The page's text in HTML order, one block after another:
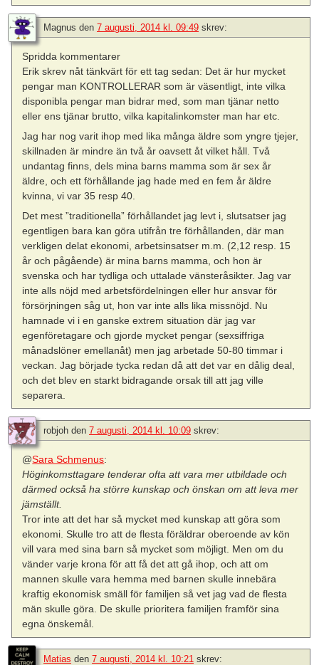
Magnus den 7 augusti, 2014 kl. 09:49 skrev:
Spridda kommentarer
Erik skrev nåt tänkvärt för ett tag sedan: Det är hur mycket
pengar man KONTROLLERAR som är väsentligt, inte vilka
disponibla pengar man bidrar med, som man tjänar netto
eller ens tjänar brutto, vilka kapitalinkomster man har etc.
Jag har nog varit ihop med lika många äldre som yngre tjejer,
skillnaden är mindre än två år oavsett åt vilket håll. Två
undantag finns, dels mina barns mamma som är sex år
äldre, och ett förhållande jag hade med en fem år äldre
kvinna, vi var 35 resp 40.
Det mest ”traditionella” förhållandet jag levt i, slutsatser jag
egentligen bara kan göra utifrån tre förhållanden, där man
verkligen delat ekonomi, arbetsinsatser m.m. (2,12 resp. 15
år och pågående) är mina barns mamma, och hon är
svenska och har tydliga och uttalade vänsteråsikter. Jag var
inte alls nöjd med arbetsfördelningen eller hur ansvar för
försörjningen såg ut, hon var inte alls lika missnöjd. Nu
hamnade vi i en ganske extrem situation där jag var
egenföretagare och gjorde mycket pengar (sexsiffriga
månadslöner emellanåt) men jag arbetade 50-80 timmar i
veckan. Jag började tycka redan då att det var en dålig deal,
och det blev en starkt bidragande orsak till att jag ville
separera.
robjoh den 7 augusti, 2014 kl. 10:09 skrev:
@Sara Schmenus:
Höginkomsttagare tenderar ofta att vara mer utbildade och
därmed också ha större kunskap och önskan om att leva mer
jämställt.
Tror inte att det har så mycket med kunskap att göra som
ekonomi. Skulle tro att de flesta föräldrar oberoende av kön
vill vara med sina barn så mycket som möjligt. Men om du
vänder varje krona för att få det att gå ihop, och att om
mannen skulle vara hemma med barnen skulle innebära
kraftig ekonomisk smäll för familjen så vet jag vad de flesta
män skulle göra. De skulle prioritera familjen framför sina
egna önskemål.
Matias den 7 augusti, 2014 kl. 10:21 skrev: